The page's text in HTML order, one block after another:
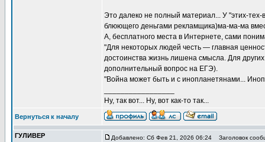
Это далеко не полный материал... У "этих-
блюющего деньгами рекламщика)ма-ма-ма
А, бесплатного места в Интернете, сами
"Для некоторых людей честь — главная
достоинства жизнь лишена смысла. Для
дополнительный вопрос на ЕГЭ).
"Война может быть и с инопланетянами...
Ну, так вот... Ну, вот как-то так...
Вернуться к началу
ГУЛИВЕР Добавлено: Сб Фев 21, 2026 06:24 Заголовок